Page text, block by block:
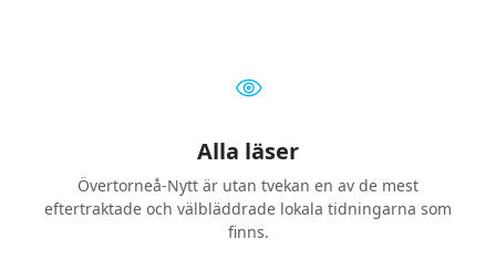
Alla läser
Övertorneå-Nytt är utan tvekan en av de mest
eftertraktade och välbläddrade lokala tidningarna som
finns.